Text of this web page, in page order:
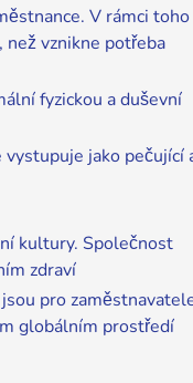
V rámci toho
vznikne potřeba
fyzickou a duševní
jako pečující
kultury. Společnost
zdraví
pro
globálním prostředí